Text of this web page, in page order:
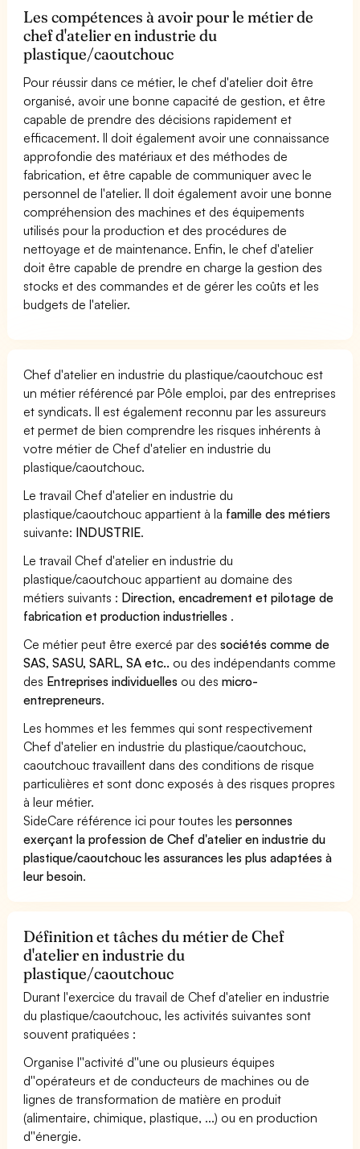
Les compétences à avoir pour le métier de
chef d'atelier en industrie du
plastique/caoutchouc
Pour réussir dans ce métier, le chef d'atelier doit être
organisé, avoir une bonne capacité de gestion, et être
capable de prendre des décisions rapidement et
efficacement. Il doit également avoir une connaissance
approfondie des matériaux et des méthodes de
fabrication, et être capable de communiquer avec le
personnel de l'atelier. Il doit également avoir une bonne
compréhension des machines et des équipements
utilisés pour la production et des procédures de
nettoyage et de maintenance. Enfin, le chef d'atelier
doit être capable de prendre en charge la gestion des
stocks et des commandes et de gérer les coûts et les
budgets de l'atelier.
Chef d'atelier en industrie du plastique/caoutchouc est
un métier référencé par Pôle emploi, par des entreprises
et syndicats. Il est également reconnu par les assureurs
et permet de bien comprendre les risques inhérents à
votre métier de Chef d'atelier en industrie du
plastique/caoutchouc.
Le travail Chef d'atelier en industrie du
plastique/caoutchouc appartient à la famille des métiers
suivante: INDUSTRIE.
Le travail Chef d'atelier en industrie du
plastique/caoutchouc appartient au domaine des
métiers suivants : Direction, encadrement et pilotage de
fabrication et production industrielles .
Ce métier peut être exercé par dessociétés comme de
SAS, SASU, SARL, SA etc.. ou des indépendants comme
des Entreprises individuelles ou desmicro-
entrepreneurs.
Les hommes et les femmes qui sont respectivement
Chef d'atelier en industrie du plastique/caoutchouc,
caoutchouc travaillent dans des conditions de risque
particulières et sont donc exposés à des risques propres
à leur métier.
SideCare référence ici pour toutes lespersonnes
exerçant la profession de Chef d'atelier en industrie du
plastique/caoutchouc les assurances les plus adaptées à
leur besoin.
Définition et tâches du métier de Chef
d'atelier en industrie du
plastique/caoutchouc
Durant l'exercice du travail de Chef d'atelier en industrie
du plastique/caoutchouc, les activités suivantes sont
souvent pratiquées :
Organise l''activité d''une ou plusieurs équipes
d''opérateurs et de conducteurs de machines ou de
lignes de transformation de matière en produit
(alimentaire, chimique, plastique, ...) ou en production
d''énergie.